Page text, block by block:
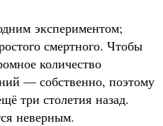
экспериментом;
смертного. Чтобы
количество
— собственно, поэтому
три столетия назад.
неверным.